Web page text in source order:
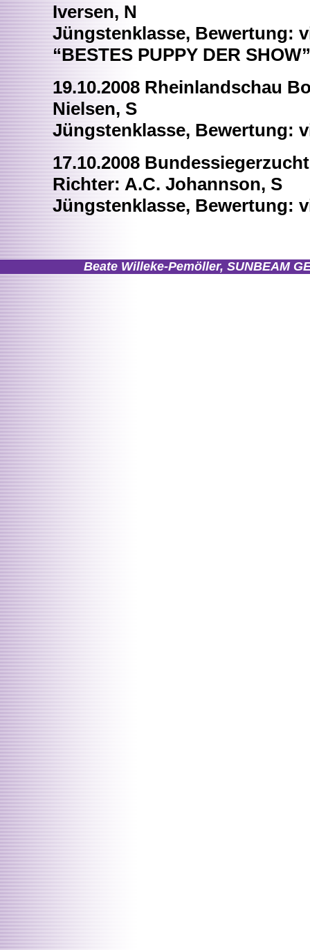
Iversen, N
Jüngstenklasse, Bewertung:
“BESTES PUPPY DER SHOW”
19.10.2008 Rheinlandschau
Nielsen, S
Jüngstenklasse, Bewertung:
17.10.2008
Richter: A.C. Johannson, S
Jüngstenklasse, Bewertung:
Beate Willeke-Pemöller, SUNBEAM